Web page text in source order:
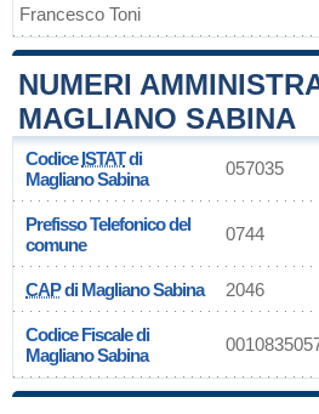
Francesco Toni
NUMERI
MAGLIANO SABINA
CodiceISTATdi
Magliano Sabina
057035
Prefisso Telefonico del
comune
0744
CAPdi Magliano Sabina 2046
Codice Fiscale di
Magliano Sabina